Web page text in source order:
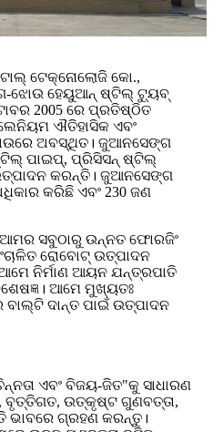
ଟେକ୍ନୋଲୋଜି କୋ.,
ଝୋଉ ହେୟୁଆନ୍ ଷ୍ଟିଲ୍ ଟ୍ୟୁବ୍
2005 ରେ ପ୍ରତିଷ୍ଠିତ
ଐତିହାସିକ ଏବଂ
ଅବସ୍ଥିତ। ଜୁଆନସେଙ୍ଗ
ପାଇପ୍, ପ୍ରିସିସନ୍ ଷ୍ଟିଲ୍
କରନ୍ତି। ଜୁଆନସେଙ୍ଗ
କରିଛି ଏବଂ 230 ଜଣ
ସବୁଠାରୁ ଉନ୍ନତ ଫୋରଜିଂ
ରୋବୋଟ୍ ଉତ୍ପାଦନ
ନିର୍ମାଣ ଆୟନ ଯନ୍ତ୍ରପାତି
ଆମେ ମୁଖ୍ୟତଃ
ଦାନ୍ତ ପାଇଁ ଉତ୍ପାଦନ
ଏବଂ ବିଜୟ-ଜିତ"କୁ ସାଧାରଣ
ବୃତ୍ତିଗତ, ଉତ୍କୃଷ୍ଟ ଗୁଣବତ୍ତା,
ଭାବରେ ଗ୍ରହଣ କରନ୍ତୁ।